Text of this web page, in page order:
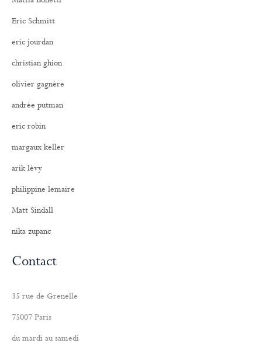
Eric Schmitt
eric jourdan
christian ghion
olivier gagnère
andrée putman
eric robin
margaux keller
arik lévy
philippine lemaire
Matt Sindall
nika zupanc
Contact
35 rue de Grenelle
75007 Paris
du mardi au samedi